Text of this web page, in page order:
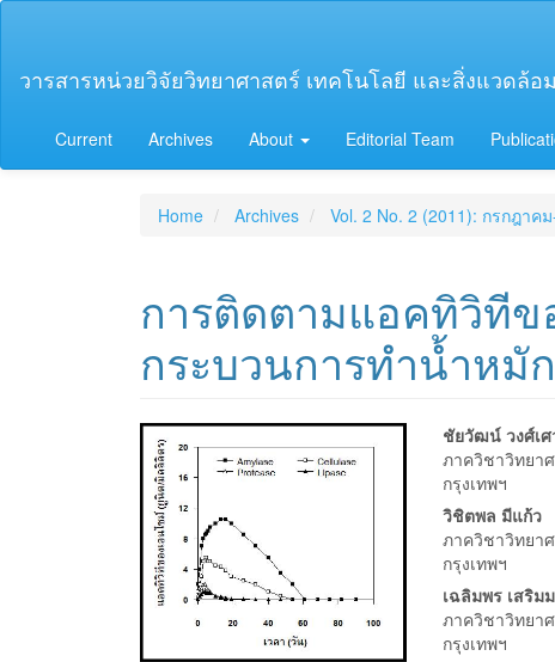
Content
วารสารหน่วยวิจัยวิทยาศาสตร์ เทคโนโลยี และสิ่งแวดล้อม
Current Archives About Editorial Team
Home Archives Vol. 2 No. 2 (2011): กรกฎาค
การติดตามแอคทิวิทีข
กระบวนการทำน้ำหมั
Article
Sidebar
Main
Article
ชัยวัฒน์ วงศ์เ
ภาควิชาวิทยา
กรุงเทพฯ
วิชิตพล มีแก้ว
ภาควิชาวิทยา
กรุงเทพฯ
เฉลิมพร เสริม
ภาควิชาวิทยา
กรุงเทพฯ